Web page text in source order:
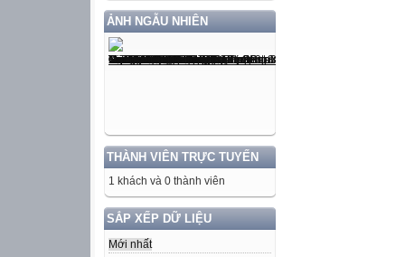
ẢNH NGẪU NHIÊN
THÀNH VIÊN TRỰC TUYẾN
1 khách và 0 thành viên
SẮP XẾP DỮ LIỆU
Mới nhất